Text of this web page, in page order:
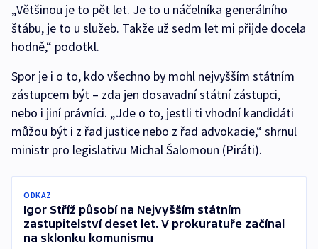
„Většinou je to pět let. Je to u náčelníka generálního
štábu, je to u služeb. Takže už sedm let mi přijde docela
hodně,“ podotkl.
Spor je i o to, kdo všechno by mohl nejvyšším státním
zástupcem být – zda jen dosavadní státní zástupci,
nebo i jiní právníci. „Jde o to, jestli ti vhodní kandidáti
můžou být i z řad justice nebo z řad advokacie,“ shrnul
ministr pro legislativu Michal Šalomoun (Piráti).
ODKAZ
Igor Stříž působí na Nejvyšším státním
zastupitelství deset let. V prokuratuře začínal
na sklonku komunismu